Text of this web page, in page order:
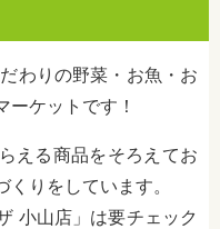
わりの野菜・お魚・お
ーケットです！
える商品をそろえてお
りをしています。
小山店」は要チェック